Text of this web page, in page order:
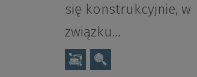
się konstrukcyjnie, w
związku…